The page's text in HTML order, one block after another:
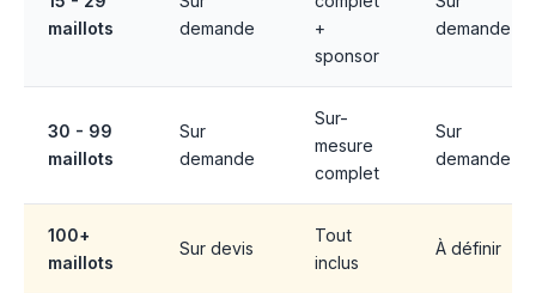
maillots
demande
+
sponsor
demande
30 - 99
maillots
Sur
demande
Sur-
mesure
complet
Sur
demande
100+
maillots
Sur devis
Tout
inclus
À définir